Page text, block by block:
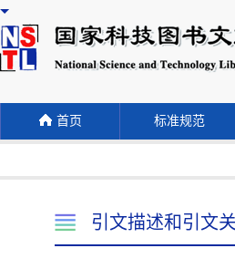
首页 标准规范
引文描述和引文